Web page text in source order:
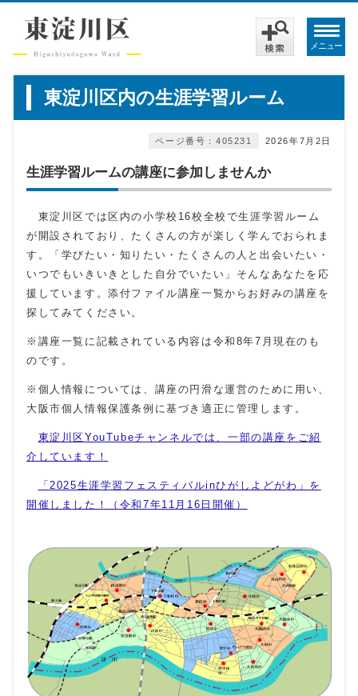
メニュー
東淀川区内の生涯学習ルーム
2026年7月2日
ページ番号：405231
生涯学習ルームの講座に参加しませんか
東淀川区では区内の小学校16校全校で生涯学習ルーム
が開設されており、たくさんの方が楽しく学んでおられま
す。「学びたい・知りたい・たくさんの人と出会いたい・
いつでもいきいきとした自分でいたい」そんなあなたを応
援しています。添付ファイル講座一覧からお好みの講座を
探してみてください。
※講座一覧に記載されている内容は令和8年7月現在のも
のです。
※個人情報については、講座の円滑な運営のために用い、
大阪市個人情報保護条例に基づき適正に管理します。
東淀川区YouTubeチャンネルでは、一部の講座をご紹
介しています！
「2025生涯学習フェスティバルinひがしよどがわ」を
開催しました！（令和7年11月16日開催）